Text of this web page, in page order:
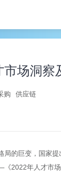
场洞察
购 供应链
的巨变，国家
2022年人才市